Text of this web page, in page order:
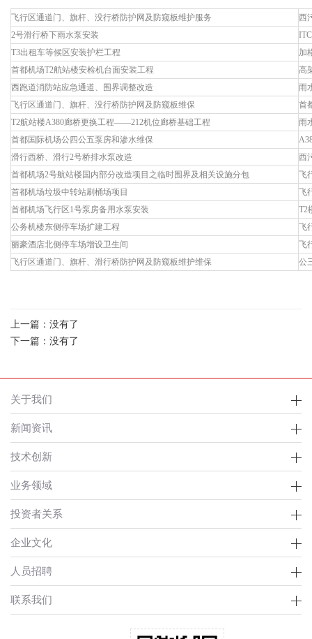
飞行区通道门、旗杆、没行桥防护网及防窥板维护服务
西
2号滑行桥下雨水泵安装
T3出租车等候区安装护栏工程
加
首都机场T2航站楼安检机台面安装工程
高
西跑道消防站应急通道、围界调整改造
雨
飞行区通道门、旗杆、没行桥防护网及防窥板维保
首
T2航站楼A380廊桥更换工程——212机位廊桥基础工程
雨
首都国际机场公四公五泵房和渗水维保
滑行西桥、滑行2号桥排水泵改造
西
首都机场2号航站楼国内部分改造项目之临时围界及相关设施分包
飞
首都机场垃圾中转站刷桶场项目
飞
首都机场飞行区1号泵房备用水泵安装
T2
公务机楼东侧停车场扩建工程
飞
丽豪酒店北侧停车场增设卫生间
飞
飞行区通道门、旗杆、滑行桥防护网及防窥板维护维保
公
上一篇：没有了
下一篇：没有了
关于我们
新闻资讯
技术创新
业务领域
投资者关系
企业文化
人员招聘
联系我们